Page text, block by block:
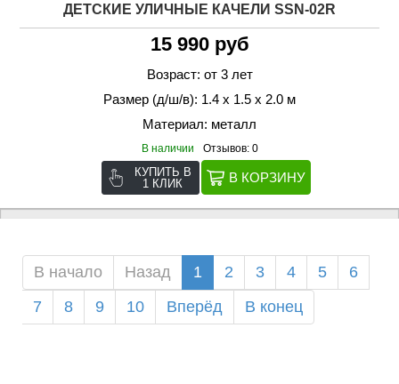
ДЕТСКИЕ УЛИЧНЫЕ КАЧЕЛИ SSN-02R
15 990 руб
Возраст: от 3 лет
Размер (д/ш/в): 1.4 х 1.5 х 2.0 м
Материал: металл
В наличии Отзывов: 0
КУПИТЬ В
1 КЛИК
В начало Назад 1 2 3 4 5
6
7
8 9 10 Вперёд В конец